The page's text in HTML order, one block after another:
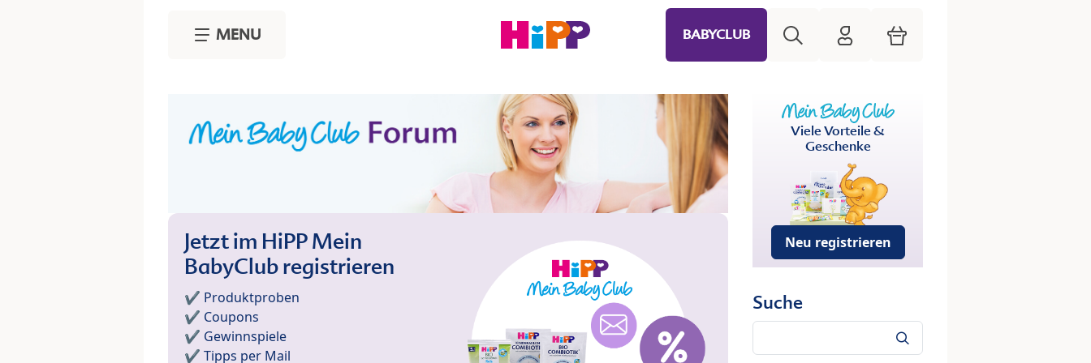
MENU BABYCLUB HiPP Mein Babyclub
Warenkorb
Jetzt im HiPP Mein
BabyClub registrieren
✔️ Produktproben
✔️ Coupons
✔️ Gewinnspiele
✔️ Tipps per Mail
Viele Vorteile &
Geschenke
Neu registrieren
Suche